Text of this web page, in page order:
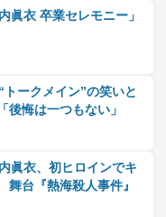
眞衣 卒業セレモニー」
ークメイン”の笑いと
後悔は一つもない」
眞衣、初ヒロインでキ
台『熱海殺人事件』